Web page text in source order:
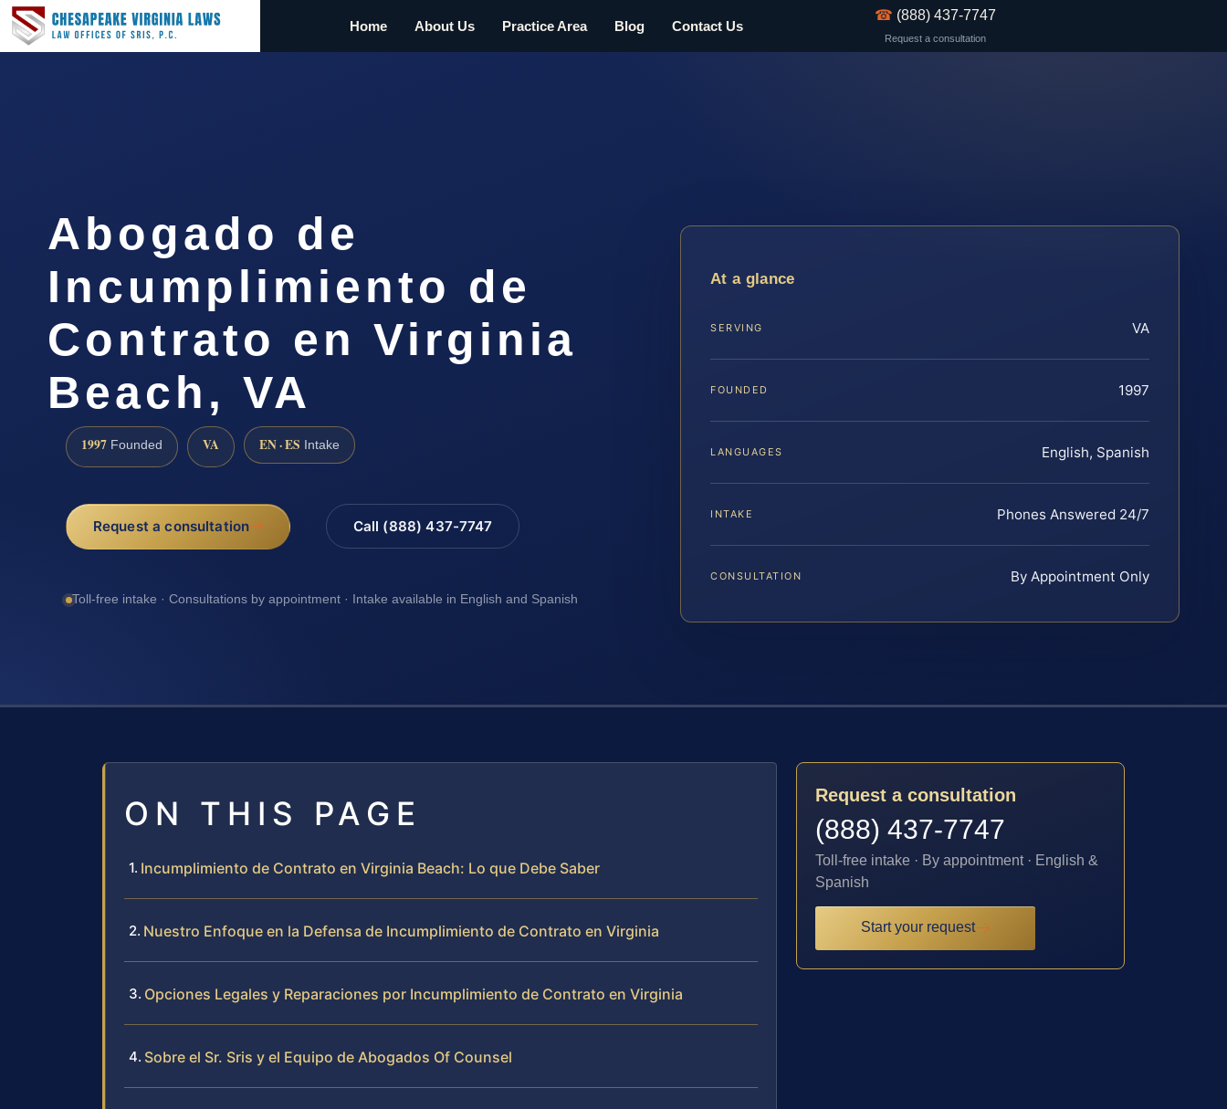
Home About Us Practice Area Blog Contact Us
☎ (888) 437-7747
Request a consultation
Abogado de
Incumplimiento de
Contrato en Virginia
Beach, VA
1997 Founded VA EN · ES Intake
Request a consultation Call (888) 437-7747
Toll-free intake · Consultations by appointment · Intake available in English and Spanish
At a glance
SERVING VA
FOUNDED 1997
LANGUAGES English, Spanish
INTAKE Phones Answered 24/7
CONSULTATION By Appointment Only
ON THIS PAGE
Incumplimiento de Contrato en Virginia Beach: Lo que Debe Saber
Nuestro Enfoque en la Defensa de Incumplimiento de Contrato en Virginia
Opciones Legales y Reparaciones por Incumplimiento de Contrato en Virginia
Sobre el Sr. Sris y el Equipo de Abogados Of Counsel
Request a consultation
(888) 437-7747
Toll-free intake · By appointment · English &
Spanish
Start your request